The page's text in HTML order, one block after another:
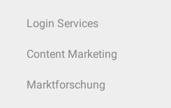
Login Services
Content Marketing
Marktforschung